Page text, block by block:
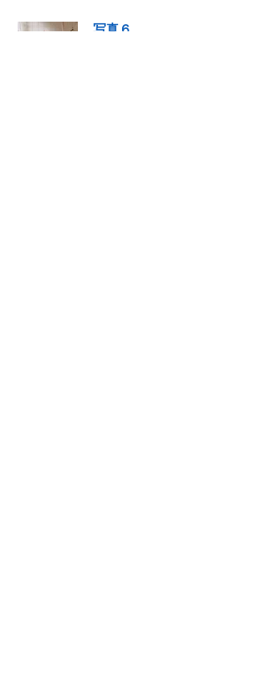
写真６